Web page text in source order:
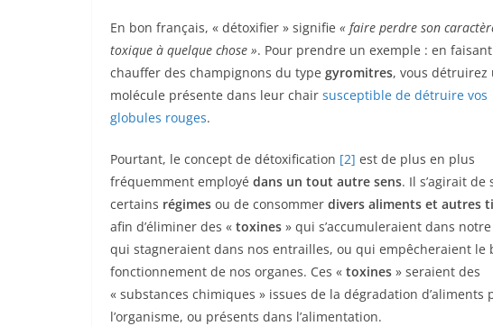
En bon français, « détoxifier » signifie « faire perdre son
toxique à quelque chose ». Pour prendre un exemple : en faisant
chauffer des champignons du type gyromitres, vous détruirez
molécule présente dans leur chair susceptible de détruire vos
globules rouges.
Pourtant, le concept de détoxification [2] est de plus en plus
fréquemment employé dans un tout autre sens. Il s’agirait de
certains régimes ou de consommer divers aliments et autres
afin d’éliminer des « toxines » qui s’accumuleraient dans
qui stagneraient dans nos entrailles, ou qui empêcheraient le
fonctionnement de nos organes. Ces « toxines » seraient des
« substances chimiques » issues de la dégradation d’aliments
l’organisme, ou présents dans l’alimentation.